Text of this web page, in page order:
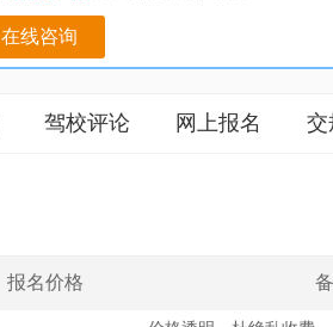
在线咨询
驾校评论 网上报名 交
报名价格